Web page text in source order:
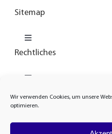
Wir verwenden Cookies, um unsere
optimieren.
Sitemap
Toggle
Navigation
News
Rechtliches
Cookie-Richtlinie